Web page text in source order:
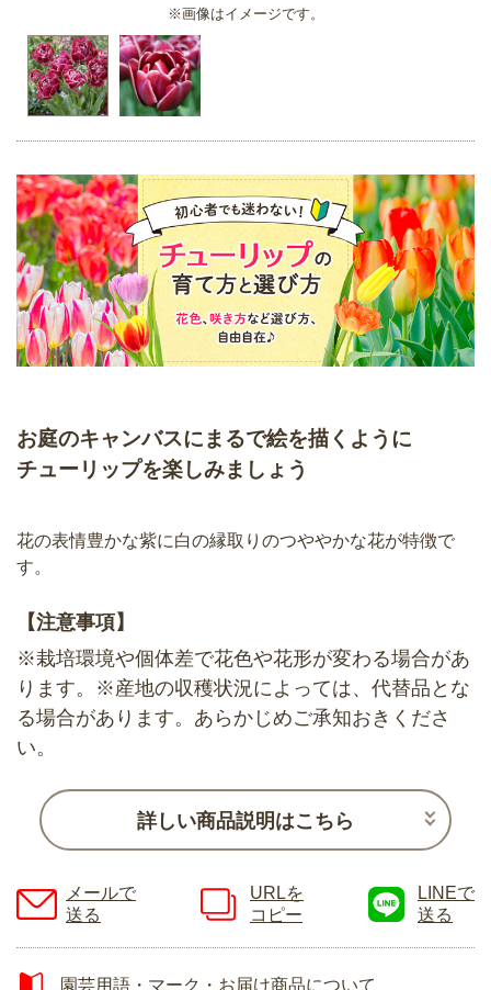
※画像はイメージです。
お庭のキャンバスにまるで絵を描くように
チューリップを楽しみましょう
花の表情豊かな紫に白の縁取りのつややかな花が特徴で
す。
【注意事項】
※栽培環境や個体差で花色や花形が変わる場合があ
ります。※産地の収穫状況によっては、代替品とな
る場合があります。あらかじめご承知おきくださ
い。
詳しい商品説明はこちら
メールで
送る
URLを
コピー
LINEで
送る
園芸用語・マーク・お届け商品について